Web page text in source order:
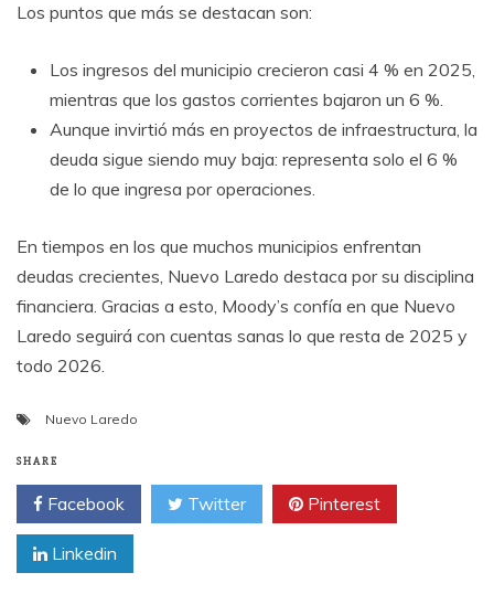
Los puntos que más se destacan son:
Los ingresos del municipio crecieron casi 4 % en 2025,
mientras que los gastos corrientes bajaron un 6 %.
Aunque invirtió más en proyectos de infraestructura, la
deuda sigue siendo muy baja: representa solo el 6 %
de lo que ingresa por operaciones.
En tiempos en los que muchos municipios enfrentan
deudas crecientes, Nuevo Laredo destaca por su disciplina
financiera. Gracias a esto, Moody’s confía en que Nuevo
Laredo seguirá con cuentas sanas lo que resta de 2025 y
todo 2026.
Nuevo Laredo
SHARE
Facebook Twitter Pinterest
Linkedin